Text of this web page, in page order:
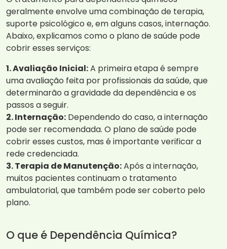
geralmente envolve uma combinação de terapia,
suporte psicológico e, em alguns casos, internação.
Abaixo, explicamos como o plano de saúde pode
cobrir esses serviços:
1. Avaliação Inicial:A primeira etapa é sempre
uma avaliação feita por profissionais da saúde, que
determinarão a gravidade da dependência e os
passos a seguir.
2. Internação: Dependendo do caso, a internação
pode ser recomendada. O plano de saúde pode
cobrir esses custos, mas é importante verificar a
rede credenciada.
3. Terapia de Manutenção:Após a internação,
muitos pacientes continuam o tratamento
ambulatorial, que também pode ser coberto pelo
plano.
O que é Dependência Química?